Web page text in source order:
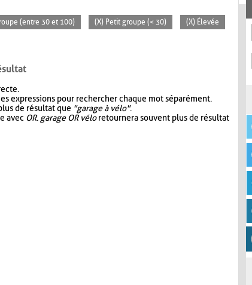
(entre 30 et 100) (X) Petit groupe (< 30) (X) Élevée
expressions pour rechercher chaque mot séparément.
de résultat que "garage à vélo".
avec OR. garage OR véloretournera souvent plus de résultat